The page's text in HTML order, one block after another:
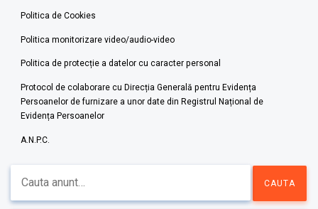
Politica de Cookies
Politica monitorizare video/audio-video
Politica de protecție a datelor cu caracter personal
Protocol de colaborare cu Direcția Generală pentru Evidența
Persoanelor de furnizare a unor date din Registrul Național de
Evidența Persoanelor
A.N.P.C.